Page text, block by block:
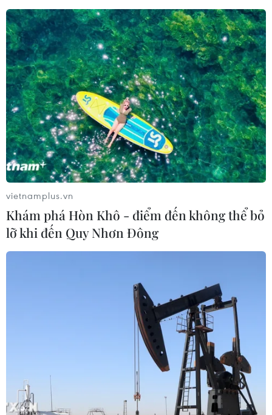
TIN CÙNG CHUYÊN MỤC
Giao tranh dữ dội ở miền Tây Libya,
05/08/2026 05:58
Kế hoạch đồng tiền chung Tây Phi
03/08/2026 23:10
vietnamplus.vn
Khám phá Hòn Khô - điểm đến không thể bỏ
lỡ khi đến Quy Nhơn Đông